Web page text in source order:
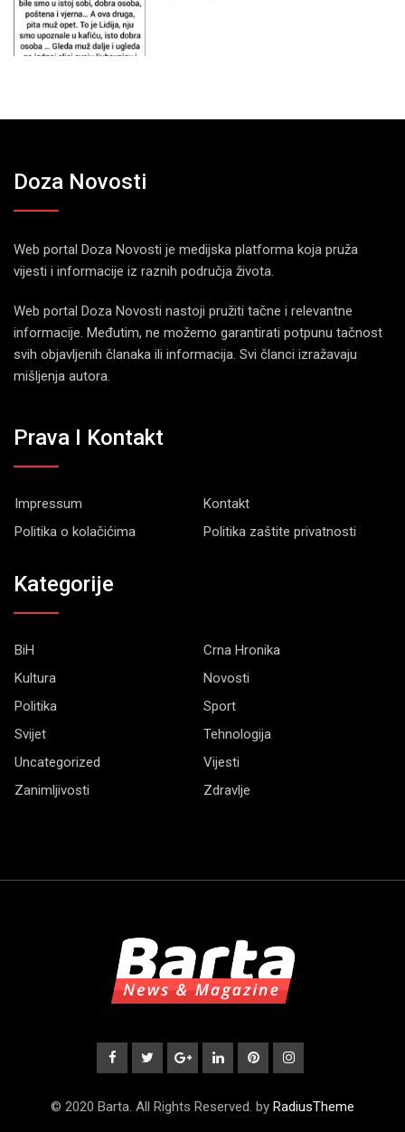
Doza Novosti
Web portal Doza Novosti je medijska platforma koja pruža
vijesti i informacije iz raznih područja života.
Web portal Doza Novosti nastoji pružiti tačne i relevantne
informacije. Međutim, ne možemo garantirati potpunu tačnost
svih objavljenih članaka ili informacija. Svi članci izražavaju
mišljenja autora.
Prava I Kontakt
Impressum
Kontakt
Politika o kolačićima
Politika zaštite privatnosti
Kategorije
BiH
Crna Hronika
Kultura
Novosti
Politika
Sport
Svijet
Tehnologija
Uncategorized
Vijesti
Zanimljivosti
Zdravlje
© 2020 Barta. All Rights Reserved. by RadiusTheme